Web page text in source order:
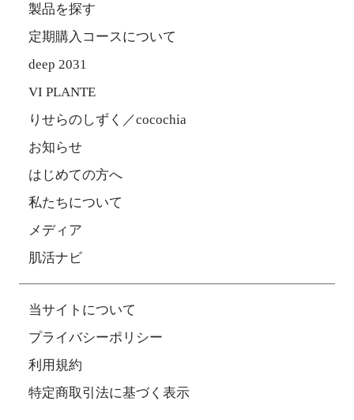
製品を探す
定期購入コースについて
deep 2031
VI PLANTE
りせらのしずく／cocochia
お知らせ
はじめての方へ
私たちについて
メディア
肌活ナビ
当サイトについて
プライバシーポリシー
利用規約
特定商取引法に基づく表示